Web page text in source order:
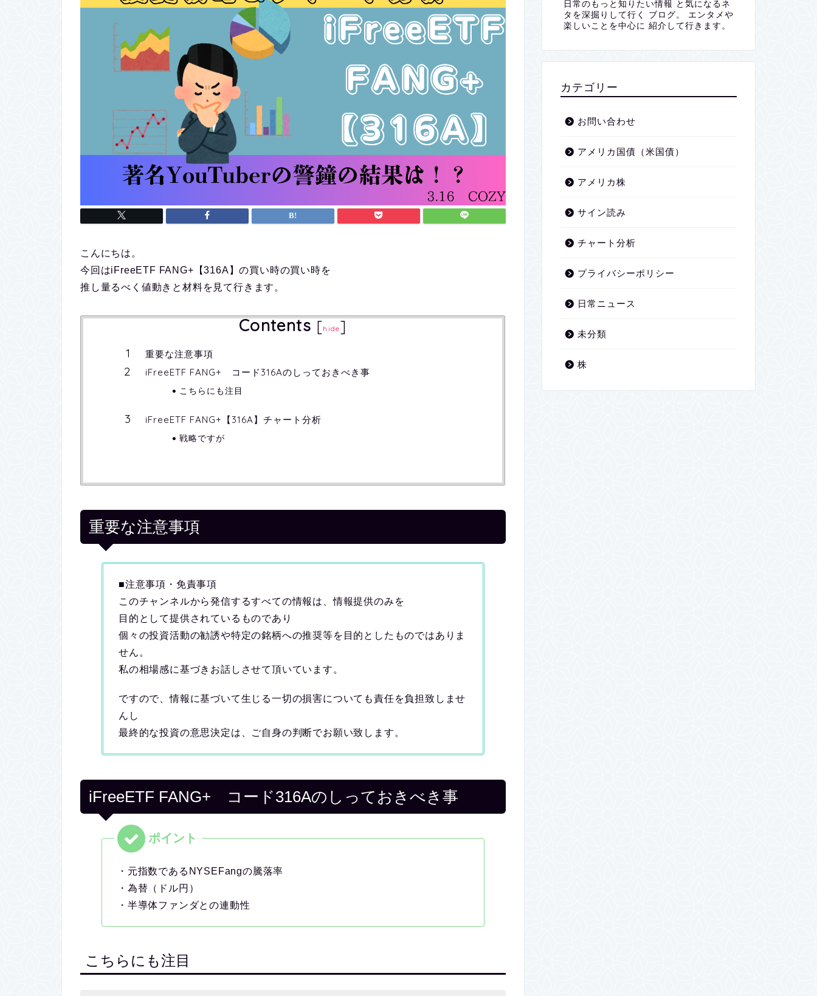
こんにちは。
今回はiFreeETF FANG+【316A】の買い時の買い時を
推し量るべく値動きと材料を見て行きます。
Contents [hide]
重要な注意事項
iFreeETF FANG+ コード316Aのしっておきべき事
こちらにも注目
iFreeETF FANG+【316A】チャート分析
戦略ですが
重要な注意事項
■注意事項・免責事項
このチャンネルから発信するすべての情報は、情報提供のみを
目的として提供されているものであり
個々の投資活動の勧誘や特定の銘柄への推奨等を目的としたものではありま
せん。
私の相場感に基づきお話しさせて頂いています。
ですので、情報に基づいて生じる一切の損害についても責任を負担致しませ
んし
最終的な投資の意思決定は、ご自身の判断でお願い致します。
iFreeETF FANG+ コード316Aのしっておきべき事
・元指数であるNYSEFangの騰落率
・為替（ドル円）
・半導体ファンダとの連動性
こちらにも注目
日常のもっと知りたい情報 と気になるネ
タを深掘りして行く ブログ。 エンタメや
楽しいことを中心に 紹介して行きます。
カテゴリー
お問い合わせ
アメリカ国債（米国債）
アメリカ株
サイン読み
チャート分析
プライバシーポリシー
日常ニュース
未分類
株